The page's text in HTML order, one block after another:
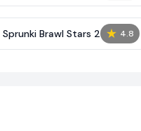
★ 4.8
Sprunki Brawl Stars 2